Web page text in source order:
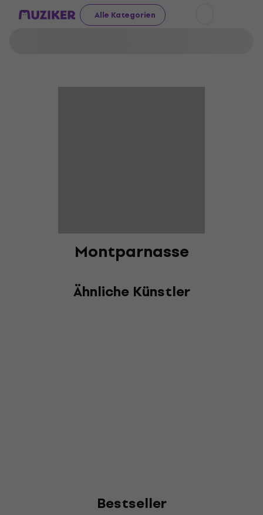
Alle Kategorien
Montparnasse
Ähnliche Künstler
Bestseller